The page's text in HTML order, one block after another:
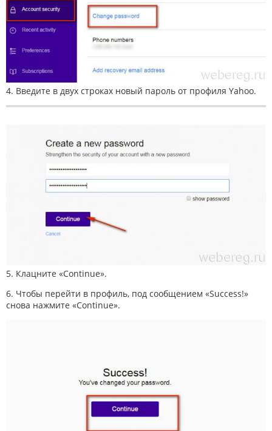
4. Введите в двух строках новый пароль от профиля Yahoo.
5. Клацните «Continue».
6. Чтобы перейти в профиль, под сообщением «Success!»
снова нажмите «Continue».